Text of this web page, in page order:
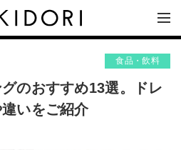
食品・飲料
のおすすめ13選。ドレ
いをご紹介